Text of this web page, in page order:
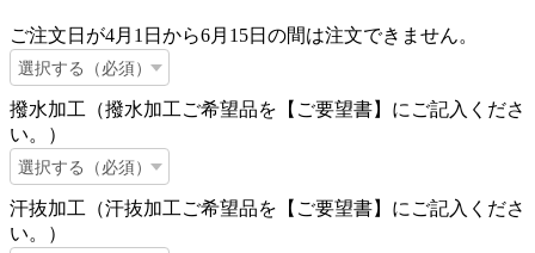
ご注文日が4月1日から6月15日の間は注文できません。
撥水加工（撥水加工ご希望品を【ご要望書】にご記入くださ
い。）
汗抜加工（汗抜加工ご希望品を【ご要望書】にご記入くださ
い。）